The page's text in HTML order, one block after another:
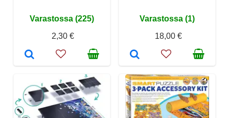
Varastossa (225)
2,30 €
Varastossa (1)
18,00 €